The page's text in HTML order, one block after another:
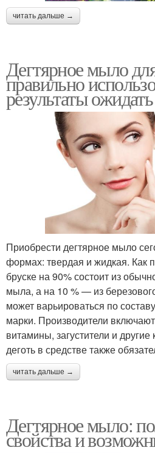
читать дальше →
Дегтярное мыло
правильно
результаты ожидать
Приобрести дегтярное мыло
формах: твердая и жидкая. Как
бруске на 90% состоит из
мыла, а на 10 % — из
может варьироваться по
марки. Производители
витамины, загустители и
деготь в средстве также
читать дальше →
Дегтярное мыло:
свойства и